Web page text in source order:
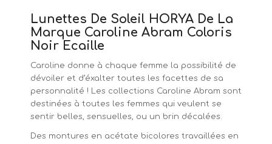
Lunettes De Soleil HORYA De La
Marque Caroline Abram Coloris
Noir Ecaille
Caroline donne à chaque femme la possibilité de
dévoiler et d’éxalter toutes les facettes de sa
personnalité ! Les collections Caroline Abram sont
destinées à toutes les femmes qui veulent se
sentir belles, sensuelles, ou un brin décalées.
Des montures en acétate bicolores travaillées en